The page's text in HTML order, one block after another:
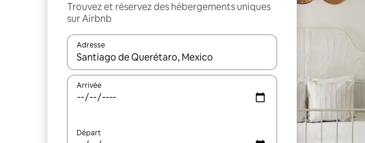
Trouvez et réservez des hébergements uniques
sur Airbnb
Adresse
Lorsque les résultats s'affichent, utilisez les flèches vers le haut et vers le
Arrivée
Départ